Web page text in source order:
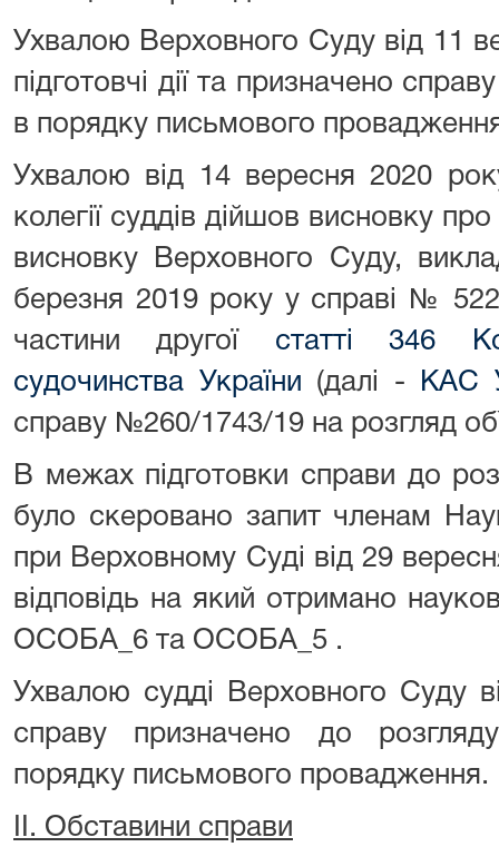
Ухвалою Верховного Суду від 11
підготовчі дії та призначено
в порядку письмового
Ухвалою від 14 вересня 2020
колегії суддів дійшов висновку про
висновку Верховного Суду,
березня 2019 року у справі №
частини другої статті 346
судочинства України (далі -
КАС
справу №260/1743/19 на розгляд
В межах підготовки справи до
було скеровано запит членам
при Верховному Суді від 29
відповідь на який отримано
ОСОБА_6 та ОСОБА_5 .
Ухвалою судді Верховного Суду
справу призначено до
порядку письмового провадження.
ІІ. Обставини справи